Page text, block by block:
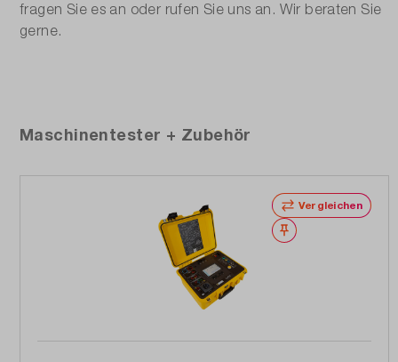
fragen Sie es an oder rufen Sie uns an. Wir beraten Sie
gerne.
Produktgalerie überspringen
Maschinentester + Zubehör
Vergleichen
Merken